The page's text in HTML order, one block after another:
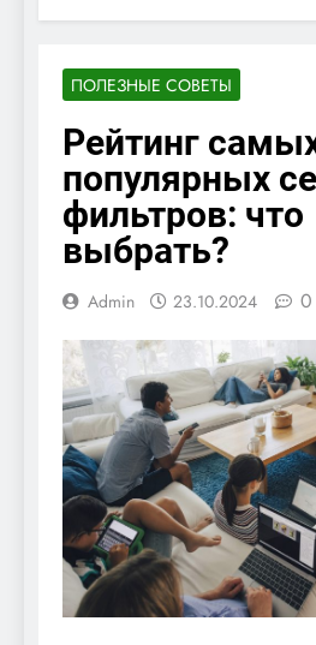
ПОЛЕЗНЫЕ СОВЕТЫ
Рейтинг
популярных
фильтров: что
выбрать?
Admin 23.10.2024 0